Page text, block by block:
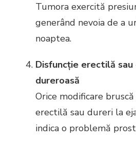
Tumora exercită
generând nevoia de a
noaptea.
Disfuncție erectilă sau
dureroasă
Orice modificare
erectilă sau dureri la
indica o problemă